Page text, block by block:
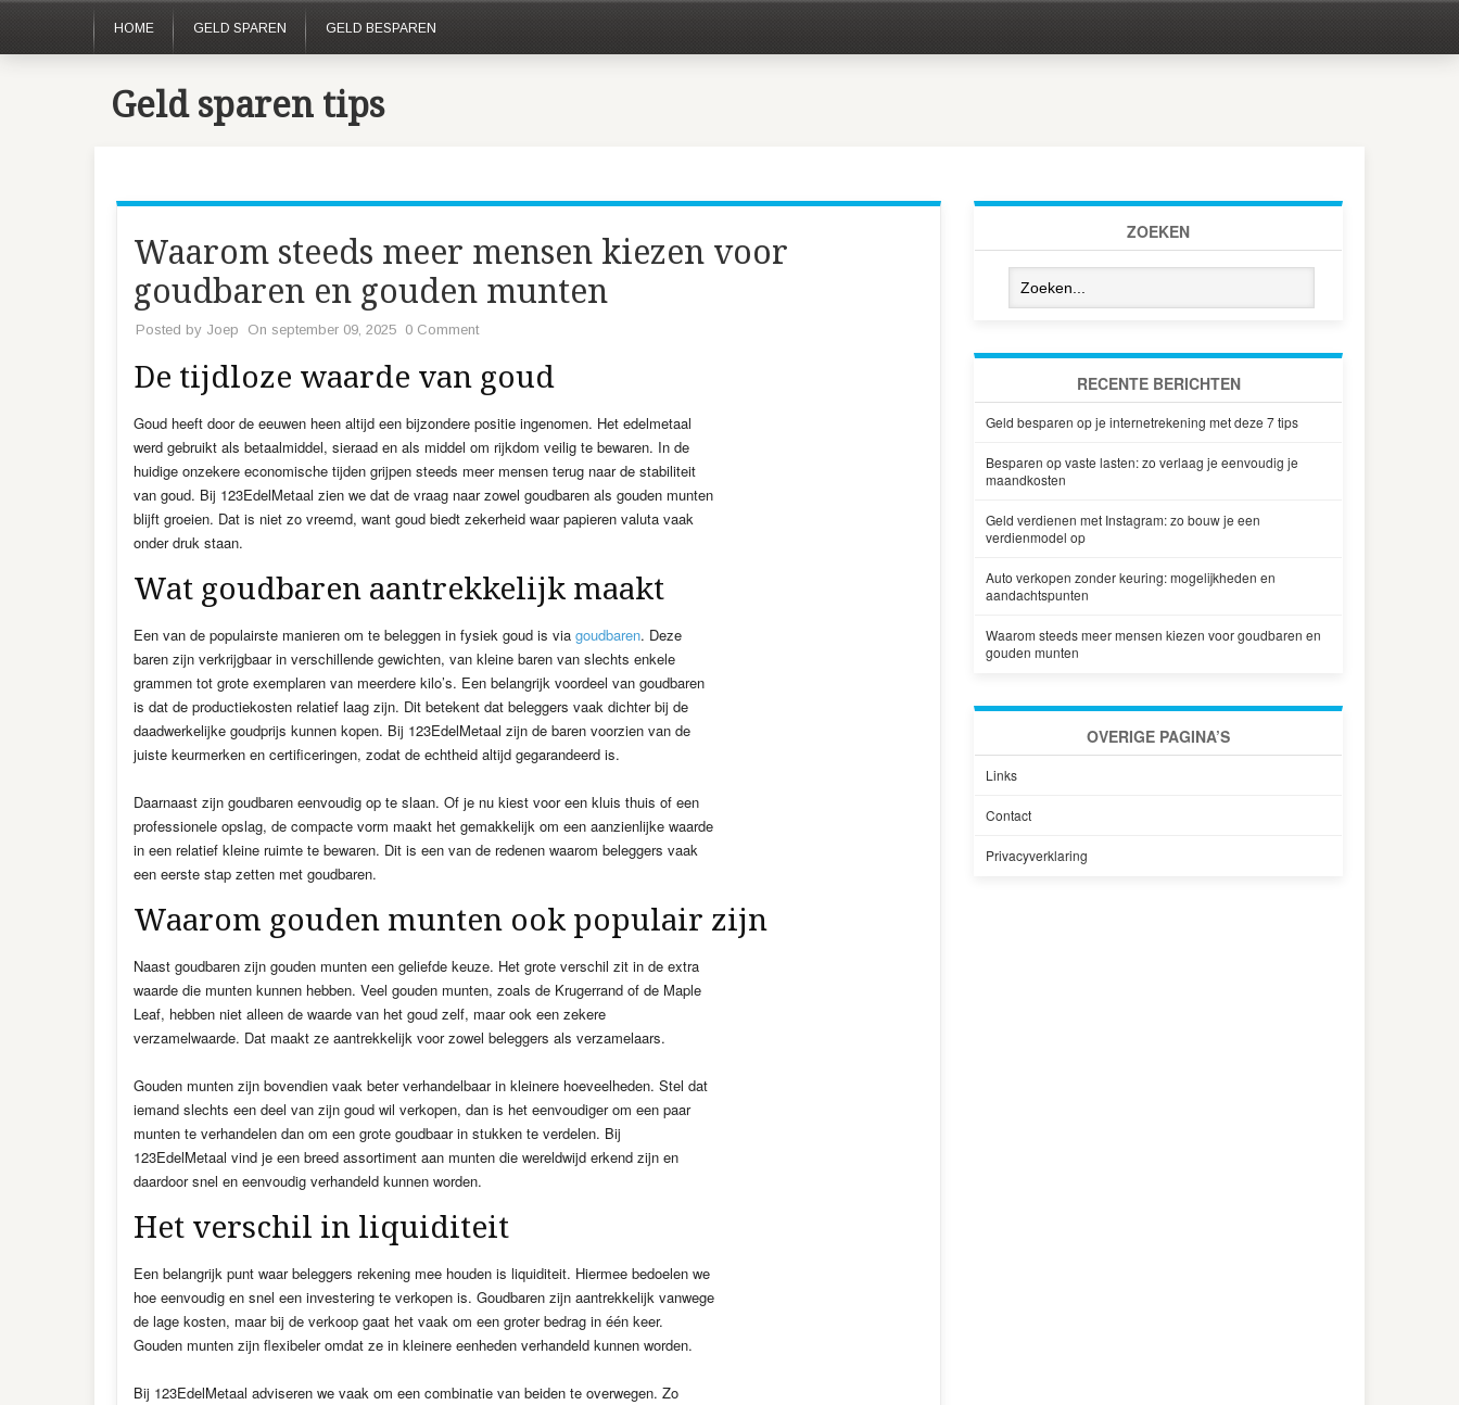
HOME GELD SPAREN GELD BESPAREN
Geld sparen tips
Waarom steeds meer mensen kiezen voor
goudbaren en gouden munten
Posted by Joep On september 09, 2025 0 Comment
De tijdloze waarde van goud
Goud heeft door de eeuwen heen altijd een bijzondere positie ingenomen. Het edelmetaal
werd gebruikt als betaalmiddel, sieraad en als middel om rijkdom veilig te bewaren. In de
huidige onzekere economische tijden grijpen steeds meer mensen terug naar de stabiliteit
van goud. Bij 123EdelMetaal zien we dat de vraag naar zowel goudbaren als gouden munten
blijft groeien. Dat is niet zo vreemd, want goud biedt zekerheid waar papieren valuta vaak
onder druk staan.
Wat goudbaren aantrekkelijk maakt
Een van de populairste manieren om te beleggen in fysiek goud is via goudbaren. Deze
baren zijn verkrijgbaar in verschillende gewichten, van kleine baren van slechts enkele
grammen tot grote exemplaren van meerdere kilo’s. Een belangrijk voordeel van goudbaren
is dat de productiekosten relatief laag zijn. Dit betekent dat beleggers vaak dichter bij de
daadwerkelijke goudprijs kunnen kopen. Bij 123EdelMetaal zijn de baren voorzien van de
juiste keurmerken en certificeringen, zodat de echtheid altijd gegarandeerd is.
Daarnaast zijn goudbaren eenvoudig op te slaan. Of je nu kiest voor een kluis thuis of een
professionele opslag, de compacte vorm maakt het gemakkelijk om een aanzienlijke waarde
in een relatief kleine ruimte te bewaren. Dit is een van de redenen waarom beleggers vaak
een eerste stap zetten met goudbaren.
Waarom gouden munten ook populair zijn
Naast goudbaren zijn gouden munten een geliefde keuze. Het grote verschil zit in de extra
waarde die munten kunnen hebben. Veel gouden munten, zoals de Krugerrand of de Maple
Leaf, hebben niet alleen de waarde van het goud zelf, maar ook een zekere
verzamelwaarde. Dat maakt ze aantrekkelijk voor zowel beleggers als verzamelaars.
Gouden munten zijn bovendien vaak beter verhandelbaar in kleinere hoeveelheden. Stel dat
iemand slechts een deel van zijn goud wil verkopen, dan is het eenvoudiger om een paar
munten te verhandelen dan om een grote goudbaar in stukken te verdelen. Bij
123EdelMetaal vind je een breed assortiment aan munten die wereldwijd erkend zijn en
daardoor snel en eenvoudig verhandeld kunnen worden.
Het verschil in liquiditeit
Een belangrijk punt waar beleggers rekening mee houden is liquiditeit. Hiermee bedoelen we
hoe eenvoudig en snel een investering te verkopen is. Goudbaren zijn aantrekkelijk vanwege
de lage kosten, maar bij de verkoop gaat het vaak om een groter bedrag in één keer.
Gouden munten zijn flexibeler omdat ze in kleinere eenheden verhandeld kunnen worden.
Bij 123EdelMetaal adviseren we vaak om een combinatie van beiden te overwegen. Zo
ZOEKEN
RECENTE BERICHTEN
Geld besparen op je internetrekening met deze 7 tips
Besparen op vaste lasten: zo verlaag je eenvoudig je
maandkosten
Geld verdienen met Instagram: zo bouw je een
verdienmodel op
Auto verkopen zonder keuring: mogelijkheden en
aandachtspunten
Waarom steeds meer mensen kiezen voor goudbaren en
gouden munten
OVERIGE PAGINA’S
Links
Contact
Privacyverklaring